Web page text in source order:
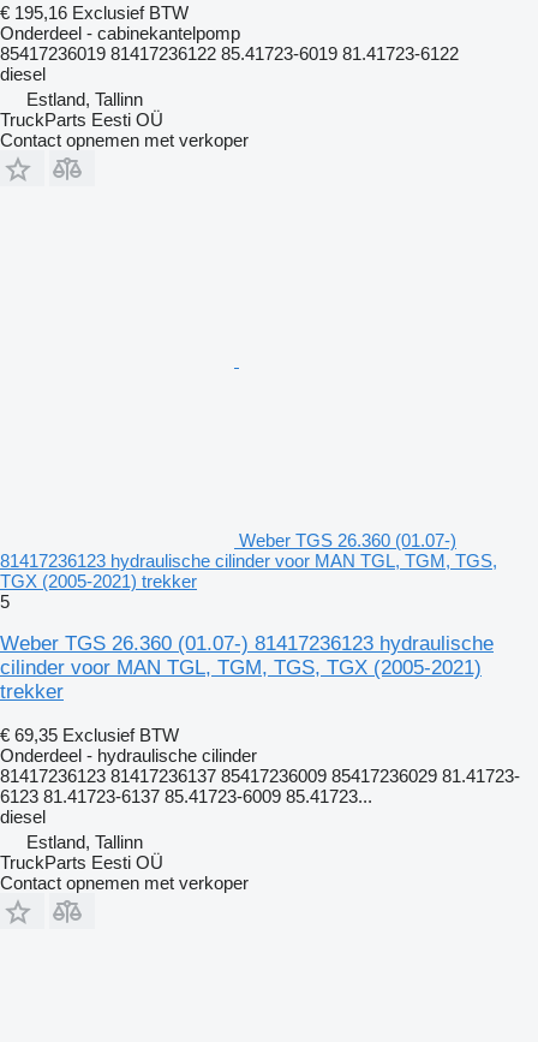
€ 195,16 Exclusief BTW
Onderdeel - cabinekantelpomp
85417236019 81417236122 85.41723-6019 81.41723-6122
diesel
Estland, Tallinn
TruckParts Eesti OÜ
Contact opnemen met verkoper
Weber TGS 26.360 (01.07-)
81417236123 hydraulische cilinder voor MAN TGL, TGM, TGS,
TGX (2005-2021) trekker
5
Weber TGS 26.360 (01.07-) 81417236123 hydraulische
cilinder voor MAN TGL, TGM, TGS, TGX (2005-2021)
trekker
€ 69,35 Exclusief BTW
Onderdeel - hydraulische cilinder
81417236123 81417236137 85417236009 85417236029 81.41723-
6123 81.41723-6137 85.41723-6009 85.41723...
diesel
Estland, Tallinn
TruckParts Eesti OÜ
Contact opnemen met verkoper